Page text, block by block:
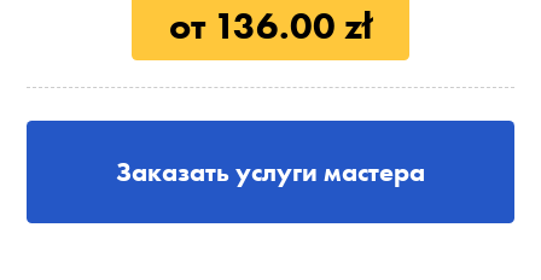
от 136.00 zł
Заказать услуги мастера